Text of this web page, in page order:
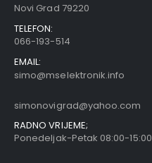
Novi Grad 79220
TELEFON:
066-193-514
EMAIL:
simo@mselektronik.info
simonovigrad@yahoo.com
RADNO VRIJEME;
Ponedeljak-Petak 08:00-15:00